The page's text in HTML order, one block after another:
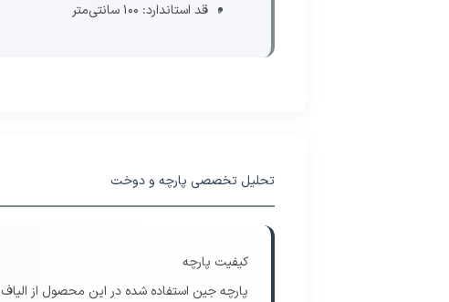
قد استاندارد: 100 سانتی‌متر
تحلیل تخصصی پارچه و دوخت
کیفیت پارچه
پارچه جین استفاده شده در این محصول از